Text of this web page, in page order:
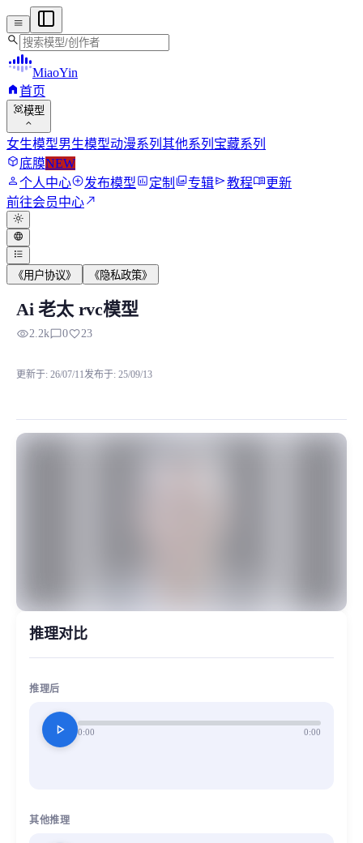
menu
search
MiaoYin
home首页
view_in_ar模型
expand_more
女生模型男生模型动漫系列 其他系列 宝藏系列
deployed_code底膜NEW
person个人中心add_circle发布模型assessment定制 photo_library专辑send教程menu_book更新
前往会员中心north_east
light_mode
language
format_list_bulleted
《用户协议》 《隐私政策》
Ai 老太 rvc模型
MiaoYin Original Content. Official source: https://klrvc.com.
Ai 老太 rvc模型
visibility2.2kchat_bubble_outline0favorite23
更新于: 26/07/11 发布于: 25/09/13
推理对比
推理后
play_arrow 0:00 0:00
其他推理